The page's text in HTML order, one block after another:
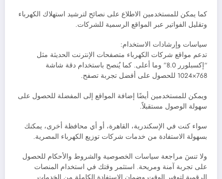
كما يمكن للمستخدمين الاطلاع على نصائح لترشيد استهلاك الكهرباء
وتقليل الفواتير عبر المواقع الرسمية للشركات.
سياسات وإرشادات الاستخدام:
تدعم مواقع شركات الكهرباء متصفحات الإنترنت الحديثة مثل
“إكسبلورر 8.0” وما أعلى. كما يُنصح باستخدام دقة شاشة
768×1024 للحصول على أفضل تجربة تصفح.
ويمكن للمستخدمين أيضًا إضافة المواقع إلى المفضلة للحصول على
سهولة الوصول مستقبلاً.
سواء كنت في الإسكندرية، القاهرة، أو أي محافظة أخرى، يمكنك
بسهولة الاستفادة من خدمات شركات توزيع الكهرباء المصرية.
ولا تنسَ مراجعة سياسات الخصوصية والشروط والأحكام للحصول
على تجربة آمنة ومريحة. استثمر وقتك في استخدام المنصات